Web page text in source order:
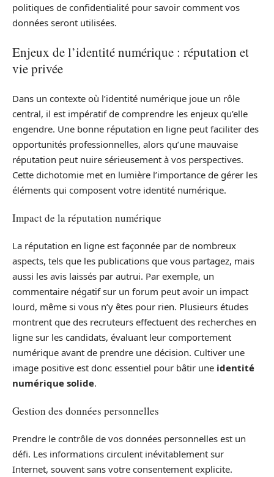
politiques de confidentialité pour savoir comment vos
données seront utilisées.
Enjeux de l’identité numérique : réputation et
vie privée
Dans un contexte où l’identité numérique joue un rôle
central, il est impératif de comprendre les enjeux qu’elle
engendre. Une bonne réputation en ligne peut faciliter des
opportunités professionnelles, alors qu’une mauvaise
réputation peut nuire sérieusement à vos perspectives.
Cette dichotomie met en lumière l’importance de gérer les
éléments qui composent votre identité numérique.
Impact de la réputation numérique
La réputation en ligne est façonnée par de nombreux
aspects, tels que les publications que vous partagez, mais
aussi les avis laissés par autrui. Par exemple, un
commentaire négatif sur un forum peut avoir un impact
lourd, même si vous n’y êtes pour rien. Plusieurs études
montrent que des recruteurs effectuent des recherches en
ligne sur les candidats, évaluant leur comportement
numérique avant de prendre une décision. Cultiver une
image positive est donc essentiel pour bâtir une identité
numérique solide.
Gestion des données personnelles
Prendre le contrôle de vos données personnelles est un
défi. Les informations circulent inévitablement sur
Internet, souvent sans votre consentement explicite.